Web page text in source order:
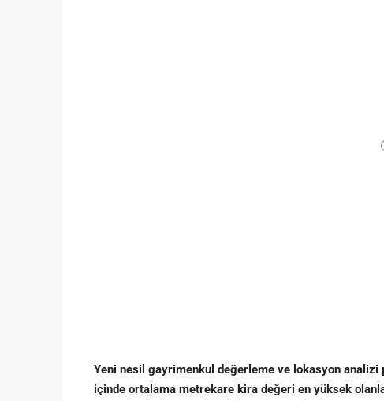
Yeni nesil gayrimenkul değerleme ve lokasyon analizi
içinde ortalama metrekare kira değeri en yüksek